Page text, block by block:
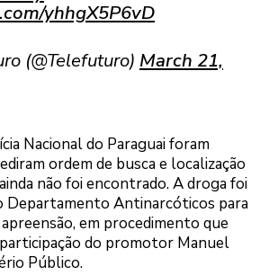
yhhgX5P6vD
(@Telefuturo) March 21,
Nacional do Paraguai foram
ordem de busca e localização
não foi encontrado. A droga foi
Departamento Antinarcóticos para
em procedimento que
do promotor Manuel
Público.